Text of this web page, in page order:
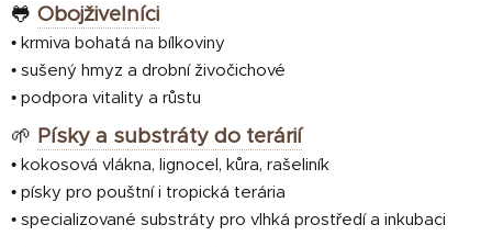
🐸 Obojživelníci
• krmiva bohatá na bílkoviny
• sušený hmyz a drobní živočichové
• podpora vitality a růstu
🌱 Písky a substráty do terárií
• kokosová vlákna, lignocel, kůra, rašeliník
• písky pro pouštní i tropická terária
• specializované substráty pro vlhká prostředí a inkubaci